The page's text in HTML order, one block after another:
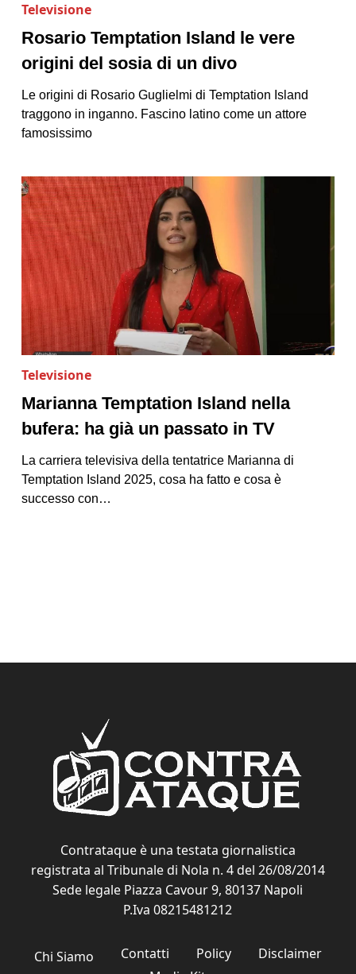
Televisione
Rosario Temptation Island le vere
origini del sosia di un divo
Le origini di Rosario Guglielmi di Temptation Island
traggono in inganno. Fascino latino come un attore
famosissimo
Televisione
Marianna Temptation Island nella
bufera: ha già un passato in TV
La carriera televisiva della tentatrice Marianna di
Temptation Island 2025, cosa ha fatto e cosa è
successo con…
Contrataque è una testata giornalistica
registrata al Tribunale di Nola n. 4 del 26/08/2014
Sede legale Piazza Cavour 9, 80137 Napoli
P.Iva 08215481212
Chi Siamo Contatti Policy
Disclaimer